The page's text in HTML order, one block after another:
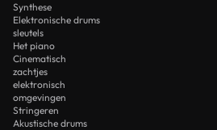
Synthese
Elektronische drums
sleutels
Het piano
Cinematisch
zachtjes
elektronisch
omgevingen
Stringeren
Akustische drums